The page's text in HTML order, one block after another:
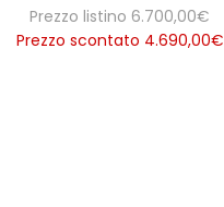
Prezzo listino 6.700,00€
Prezzo scontato 4.690,00€